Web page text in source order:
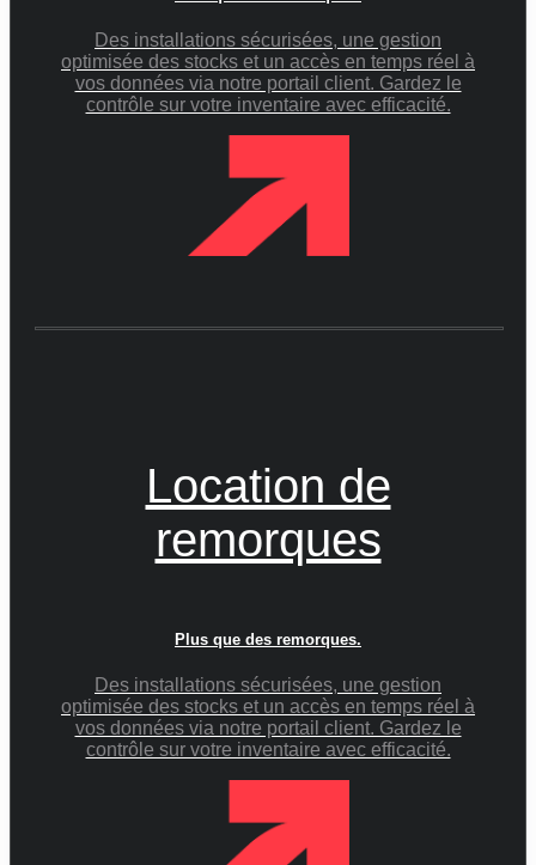
Des installations sécurisées, une gestion
optimisée des stocks et un accès en temps réel à
vos données via notre portail client. Gardez le
contrôle sur votre inventaire avec efficacité.
Location de
remorques
Plus que des remorques.
Des installations sécurisées, une gestion
optimisée des stocks et un accès en temps réel à
vos données via notre portail client. Gardez le
contrôle sur votre inventaire avec efficacité.